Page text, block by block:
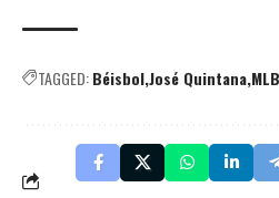
TAGGED:BéisbolJosé Quintana MLB